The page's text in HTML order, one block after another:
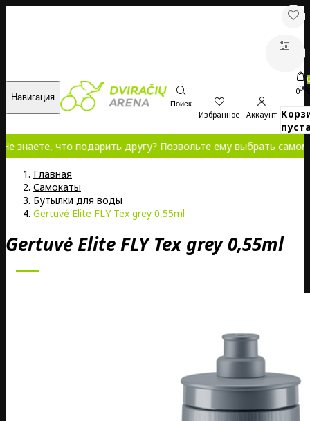
Навигация
Поиск
Избранное Аккаунт
0
000
что подарить другу? Позвольте ему выбрать самому!
Главная
Самокаты
Бутылки для воды
Gertuvė Elite FLY Tex grey 0,55ml
Gertuvė Elite FLY Tex grey 0,55ml